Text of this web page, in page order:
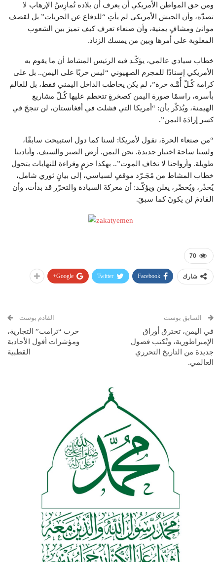
ومن حق المواطن الأمريكي أن يعرف أن بلاده تُمارِسُ الإرهاب لا
تصدّه، وأن الجيش الأمريكي لم يأتِ “للدفاع عن الحريات” بل لقصف
موانئ ومشافٍ يمنية، وأن صنعاء تعرف كيف تميز بين الشعوب
المغلوبة على أمرها وبين من يمسك الزناد.
خطاب سيادي عالمي، يؤكّـد فيه الرئيس المشاط أن ما يقوم به
الأمريكي إسنادًا للمجرم الصهيوني “ليس حربًا على اليمن.. بل على
كرامة كُـلّ أُمَّـة حرة”، لم يكن يخاطب الداخل اليمني فقط، بل للعالم
بأسره، راسمًا صورة اليمن كصخرةٍ تتحطم عليها كُـلّ مشاريع
الهيمنة، ويُذكّر بأن: “أمريكا التي فشلت في أفغانستان، لن تنجحَ في
كسر إرادَة اليمن”.
“من صنعاء الحرة، نقول لأمريكا: لسنا كما دول استبيحت سابقًا،
ولسنا ساحة اختبار جديدة. نحن اليمن. أرض الصبر والسيف. وأيادينا
طويلة. وأرواحنا لا تخاف الموت”.. بهكذا حزمٍ وقراءة للنهايات يتحول
خطاب المشاط من مُجَـرّد موقفٍ لسياسي، إلى بيانٍ ثوري شامل،
يُحذّر، ويُحضّر، يعلن ويؤكّـد: أن معركةَ السيادة والتحرّر قد بدأت، وأن
القادمَ لن يكونَ كما سبقَ.
70
شارك Facebook
Twitter
Google+
السابق بوست
في اليمن، تحترق أوراق
الإمبراطورية، وتُكتب فصول
جديدة من التاريخ التحرري
العالمي.
القادم بوست
حرب “ترامب” التجارية،
ومؤشرات أفول الأحادية
القطبية